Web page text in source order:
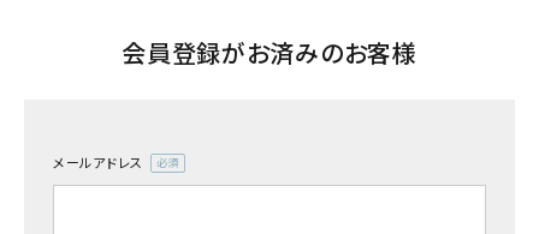
会員登録がお済みのお客様
メールアドレス
(必